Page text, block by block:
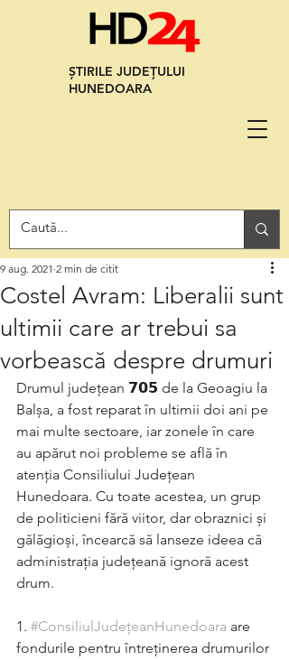
ȘTIRILE JUDEȚULUI
HUNEDOARA
Costel Avram: Liberalii sunt
ultimii care ar trebui sa
vorbească despre drumuri
9 aug. 2021 2 min de citit
Drumul județean 𝟳𝟬𝟱 de la Geoagiu la
Balșa, a fost reparat în ultimii doi ani pe
mai multe sectoare, iar zonele în care
au apărut noi probleme se află în
atenția Consiliului Județean
Hunedoara. Cu toate acestea, un grup
de politicieni fără viitor, dar obraznici și
gălăgioși, încearcă să lanseze ideea că
administrația județeană ignoră acest
drum.
1. #ConsiliulJudețeanHunedoara are
fondurile pentru întreținerea drumurilor